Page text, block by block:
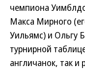
чемпиона
Макса Мирного
Уильямс) и Ольгу
турнирной
англичанок, так и